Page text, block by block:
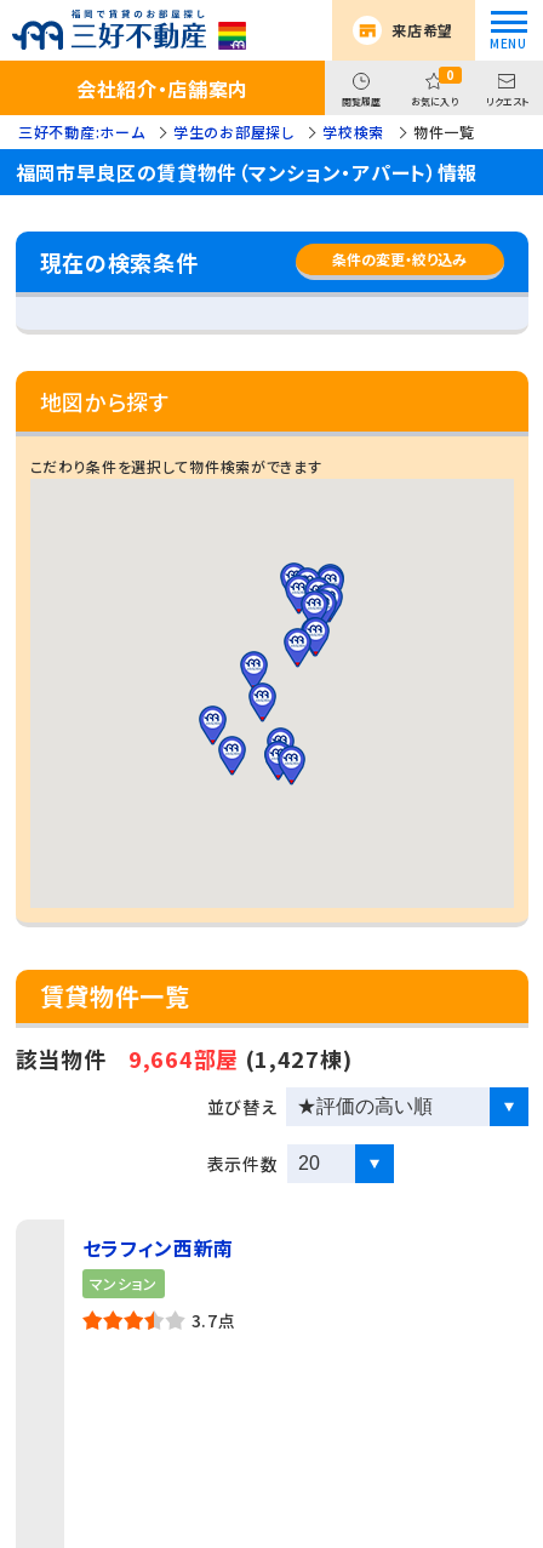
来店希望
会社紹介・店舗案内 閲覧履歴
0
お気に入り リクエスト
三好不動産:ホーム 学生のお部屋探し 学校検索 物件一覧
福岡市早良区の賃貸物件（マンション・アパート）情報
賃貸物件一覧
該当物件 9,664部屋 (1,427棟)
並び替え
表示件数
セラフィン西新南
マンション
3.7点
現在の検索条件 条件の変更・絞り込み
地図から探す
こだわり条件を選択して物件検索ができます